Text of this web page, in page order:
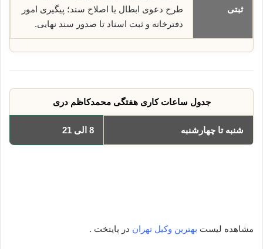
ثبتی
طرح دعوی ابطال یا اصلاح سند؛ پیگیری امور
دفترخانه و ثبت اسناد تا صدور سند نهایی.
جدول ساعات کاری هفتگی محمدکاظم دری
شنبه تا چهارشنبه 8 الی 21
مشاهده لیست بهترین وکیل تهران در پایتخت .